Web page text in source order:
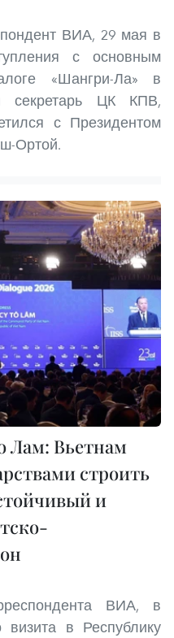
ВИА, 29 мая в
с основным
«Шангри-Ла» в
секретарь ЦК КПВ,
с Президентом
Ортой.
Лам: Вьетнам
строить
и
ВИА, в
визита в Республику